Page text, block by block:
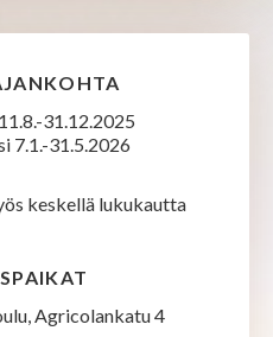
31.12.2025
7.1.-31.5.2026
keskellä lukukautta
Agricolankatu 4